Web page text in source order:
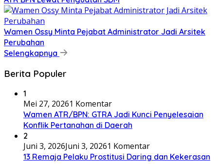
Wamen Ossy Minta Pejabat Administrator Jadi Arsitek
Perubahan
Selengkapnya
Berita Populer
1
Mei 27, 20261 Komentar
Wamen ATR/BPN: GTRA Jadi Kunci Penyelesaian
Konflik Pertanahan di Daerah
2
Juni 3, 2026Juni 3, 20261 Komentar
13 Remaja Pelaku Prostitusi Daring dan Kekerasan